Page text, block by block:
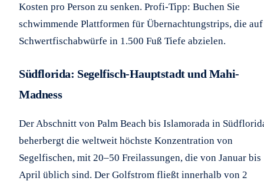
Kosten pro Person zu senken. Profi-Tipp: Buchen Sie
schwimmende Plattformen für Übernachtungstrips, die auf
Schwertfischabwürfe in 1.500 Fuß Tiefe abzielen.
Südflorida: Segelfisch-Hauptstadt und Mahi-
Madness
Der Abschnitt von Palm Beach bis Islamorada in
beherbergt die weltweit höchste Konzentration von
Segelfischen, mit 20–50 Freilassungen, die von Januar bis
April üblich sind. Der Golfstrom fließt innerhalb von 2